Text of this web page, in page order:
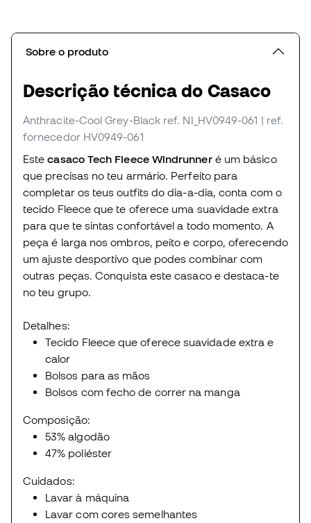
Sobre o produto
Descrição técnica do Casaco
Anthracite-Cool Grey-Black ref. NI_HV0949-061 | ref.
fornecedor HV0949-061
Estecasaco Tech Fleece Windrunneré um básico
que precisas no teu armário. Perfeito para
completar os teus outfits do dia-a-dia, conta com o
tecido Fleece que te oferece uma suavidade extra
para que te sintas confortável a todo momento. A
peça é larga nos ombros, peito e corpo, oferecendo
um ajuste desportivo que podes combinar com
outras peças. Conquista este casaco e destaca-te
no teu grupo.
Detalhes:
Tecido Fleece que oferece suavidade extra e
calor
Bolsos para as mãos
Bolsos com fecho de correr na manga
Composição:
53% algodão
47% poliéster
Cuidados:
Lavar à máquina
Lavar com cores semelhantes